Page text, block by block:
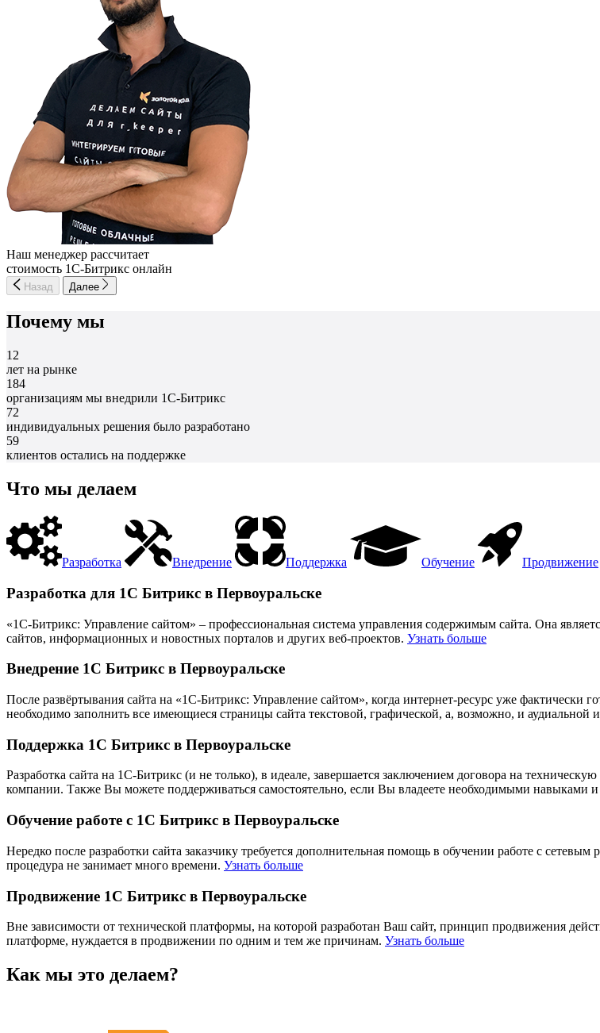
Наш менеджер рассчитает
стоимость 1С-Битрикс онлайн
Назад Далее
Почему мы
12
лет на рынке
184
организациям мы внедрили 1С-Битрикс
72
индивидуальных решения было разработано
59
клиентов остались на поддержке
Что мы делаем
Разработка Внедрение Поддержка Обучение Продвижение
Разработка для 1С Битрикс в Первоуральске
«1С-Битрикс: Управление сайтом» – профессиональная система управления содержимым сайта. Она
сайтов, информационных и новостных порталов и других веб-проектов. Узнать больше
Внедрение 1С Битрикс в Первоуральске
После развёртывания сайта на «1С-Битрикс: Управление сайтом», когда интернет-ресурс уже фактически
необходимо заполнить все имеющиеся страницы сайта текстовой, графической, а, возможно, и аудиальной
Поддержка 1С Битрикс в Первоуральске
Разработка сайта на 1С-Битрикс (и не только), в идеале, завершается заключением договора на
компании. Также Вы можете поддерживаться самостоятельно, если Вы владеете необходимыми навыками
Обучение работе с 1С Битрикс в Первоуральске
Нередко после разработки сайта заказчику требуется дополнительная помощь в обучении работе с
процедура не занимает много времени. Узнать больше
Продвижение 1С Битрикс в Первоуральске
Вне зависимости от технической платформы, на которой разработан Ваш сайт, принцип продвижения
платформе, нуждается в продвижении по одним и тем же причинам. Узнать больше
Как мы это делаем?